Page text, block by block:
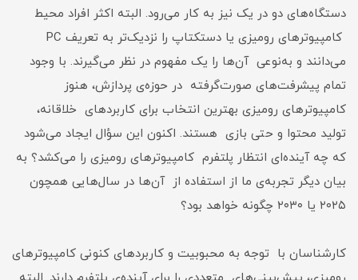
دستگاه‌های دو در یک نیز به کار می‌رود. البته اکثر افراد محیط
کامپیوترهای رومیزی یا دستکتاپ را نزدیک‌تر به تعریف PC
می‌دانند و به‌نوعی آن‌ها را یک مفهوم در نظر می‌گیرند. با وجود
تمام پیشرفت‌های صورت‌گرفته در حوزه‌ی پردازش، هنوز
کامپیوترهای رومیزی بهترین انتخاب برای کاربردهای خلاقانه،
تولید محتوا و حتی بازی هستند. اکنون این سؤال ایجاد می‌شود
که چه آینده‌ای انتظار پلتفرم کامپیوترهای رومیزی را می‌کشد؟ به‌
بیان‌ دیگر تجربه‌ی ما از استفاده از آن‌ها در سال‌هایی همچون
۲۰۲۵ یا ۲۰۳۰ چگونه خواهد بود؟
کارشناسان با توجه به محبوبیت و کاربردهای کنونی کامپیوترهای